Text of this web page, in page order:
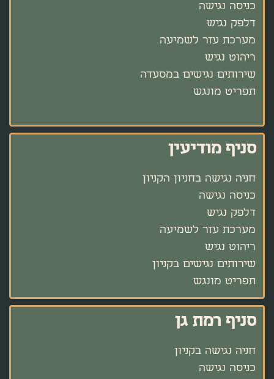
כניסה נגישה
דלפק נגיש
מערכת עזר לשמיעה
ריהוט נגיש
שירותים נגישים במסעדה
תפריט מונגש
סניף מודיעין
חניה נגישה בחניון הקניון
כניסה נגישה
דלפק נגיש
מערכת עזר לשמיעה
ריהוט נגיש
שירותים נגישים בקניון
תפריט מונגש
סניף רמת גן
חניה נגישה בקניון
כניסה נגישה